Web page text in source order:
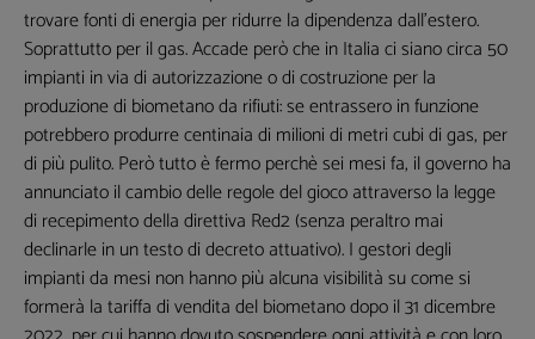
trovare fonti di energia per ridurre la dipendenza dall'estero.
Soprattutto per il gas. Accade però che in Italia ci siano circa 50
impianti in via di autorizzazione o di costruzione per la
produzione di biometano da rifiuti: se entrassero in funzione
potrebbero produrre centinaia di milioni di metri cubi di gas, per
di più pulito. Però tutto è fermo perchè sei mesi fa, il governo ha
annunciato il cambio delle regole del gioco attraverso la legge
di recepimento della direttiva Red2 (senza peraltro mai
declinarle in un testo di decreto attuativo). I gestori degli
impianti da mesi non hanno più alcuna visibilità su come si
formerà la tariffa di vendita del biometano dopo il 31 dicembre